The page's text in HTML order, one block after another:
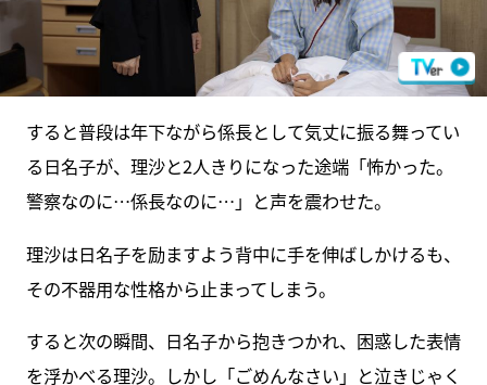
すると普段は年下ながら係長として気丈に振る舞ってい
る日名子が、理沙と2人きりになった途端「怖かった。
警察なのに…係長なのに…」と声を震わせた。
理沙は日名子を励ますよう背中に手を伸ばしかけるも、
その不器用な性格から止まってしまう。
すると次の瞬間、日名子から抱きつかれ、困惑した表情
を浮かべる理沙。しかし「ごめんなさい」と泣きじゃく